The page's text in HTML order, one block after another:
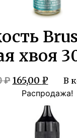
хвоя
₽
цена
составляла
300,00 ₽.
165,00 ₽
цена:
165,00
В
Распродажа!